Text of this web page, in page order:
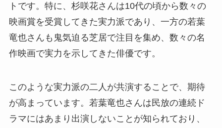
トです。特に、杉咲花さんは10代の頃から数々の
映画賞を受賞してきた実力派であり、一方の若葉
竜也さんも鬼気迫る芝居で注目を集め、数々の名
作映画で実力を示してきた俳優です。
このような実力派の二人が共演することで、期待
が高まっています。若葉竜也さんは民放の連続ド
ラマにはあまり出演しないことが知られており、